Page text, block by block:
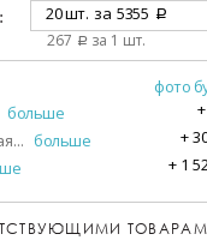
20 шт. за 5355 a
267 a за 1 шт.
фото
больше +
... больше +
+ 1